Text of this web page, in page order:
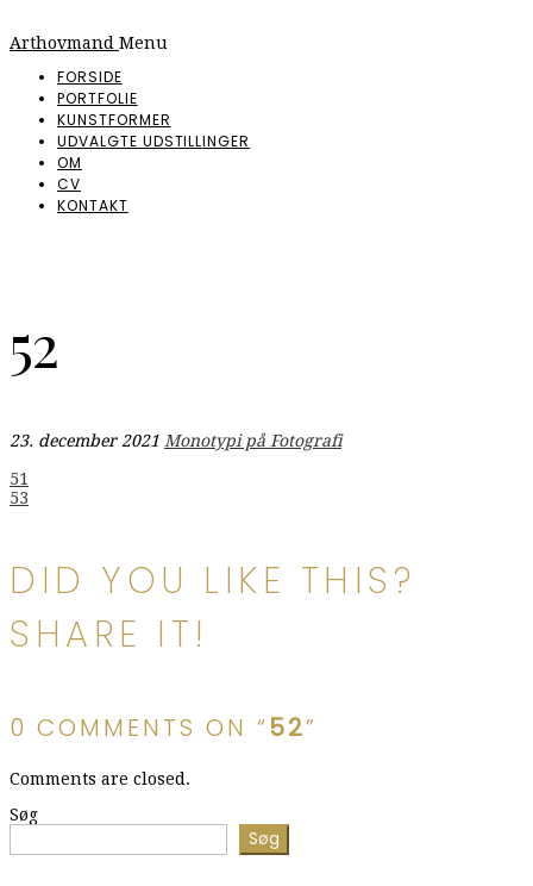
Arthovmand Menu
FORSIDE
PORTFOLIE
KUNSTFORMER
UDVALGTE UDSTILLINGER
OM
CV
KONTAKT
52
23. december 2021 Monotypi på Fotografi
Indlægsnavigation
51
53
DID YOU LIKE THIS?
SHARE IT!
0 COMMENTS ON “52”
Comments are closed.
Søg
Søg